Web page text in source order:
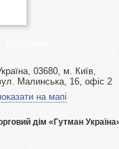
03680, м. Київ,
Малинська, 16, офіс 2
на мапі
дім «Гутман